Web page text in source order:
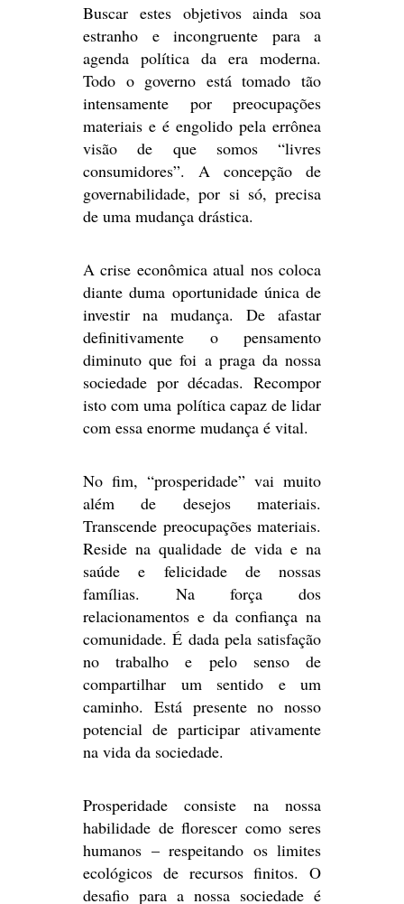
Buscar estes objetivos ainda soa
estranho e incongruente para a
agenda política da era moderna.
Todo o governo está tomado tão
intensamente por preocupações
materiais e é engolido pela errônea
visão de que somos “livres
consumidores”. A concepção de
governabilidade, por si só, precisa
de uma mudança drástica.
A crise econômica atual nos coloca
diante duma oportunidade única de
investir na mudança. De afastar
definitivamente o pensamento
diminuto que foi a praga da nossa
sociedade por décadas. Recompor
isto com uma política capaz de lidar
com essa enorme mudança é vital.
No fim, “prosperidade” vai muito
além de desejos materiais.
Transcende preocupações materiais.
Reside na qualidade de vida e na
saúde e felicidade de nossas
famílias. Na força dos
relacionamentos e da confiança na
comunidade. É dada pela satisfação
no trabalho e pelo senso de
compartilhar um sentido e um
caminho. Está presente no nosso
potencial de participar ativamente
na vida da sociedade.
Prosperidade consiste na nossa
habilidade de florescer como seres
humanos – respeitando os limites
ecológicos de recursos finitos. O
desafio para a nossa sociedade é